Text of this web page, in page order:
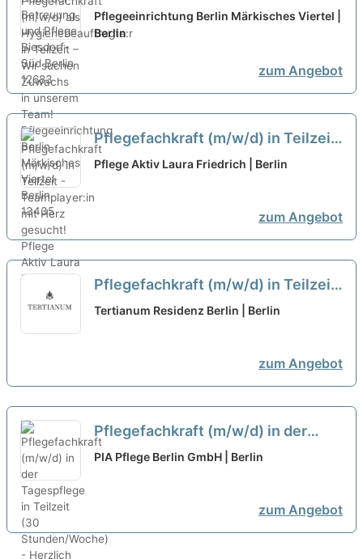
Hygienebeauftragte:r in Teilzeit –
Wir suchen Zuwachs in unserem
Pflegeeinrichtung Berlin Märkisches Viertel |
Berlin
zum Angebot
Pflegefachkraft (m/w/d) in Teilzeit
- Teamplayer:in mit Herz gesucht!
Pflege Aktiv Laura Friedrich | Berlin
zum Angebot
Pflegefachkraft (m/w/d) in Teilzeit
(20-35h/Woche) überwiegend für
Tertianum Residenz Berlin | Berlin
zum Angebot
Pflegefachkraft (m/w/d) in der
Tagespflege in Teilzeit (30
PIA Pflege Berlin GmbH | Berlin
zum Angebot